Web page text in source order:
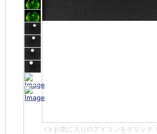
👈 お気に入りのアイコンをクリック！